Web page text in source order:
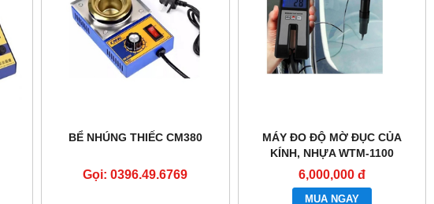
BỂ NHÚNG THIẾC CM380
Gọi: 0396.49.6769
MÁY ĐO ĐỘ MỜ ĐỤC CỦA
KÍNH, NHỰA WTM-1100
6,000,000 đ
MUA NGAY